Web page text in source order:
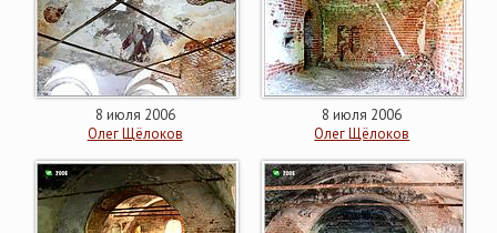
8 июля 2006
Олег Щёлоков
8 июля 2006
Олег Щёлоков